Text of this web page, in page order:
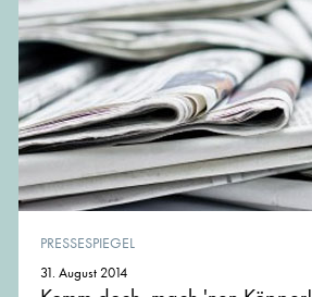
PRESSESPIEGEL
31. August 2014